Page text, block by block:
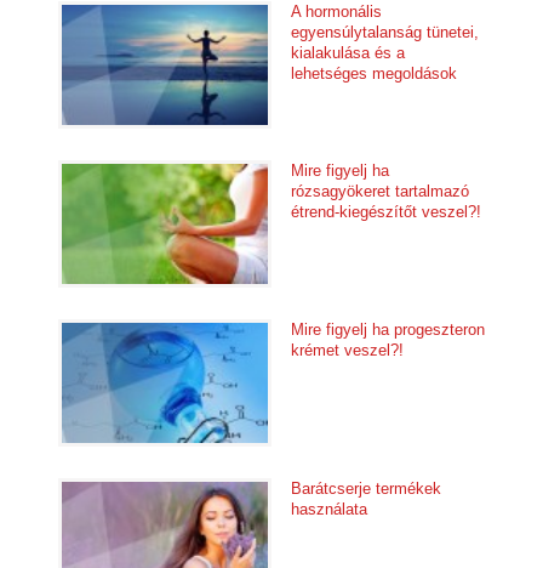
A hormonális
egyensúlytalanság tünetei,
kialakulása és a
lehetséges megoldások
Mire figyelj ha
rózsagyökeret tartalmazó
étrend-kiegészítőt veszel?!
Mire figyelj ha progeszteron
krémet veszel?!
Barátcserje termékek
használata